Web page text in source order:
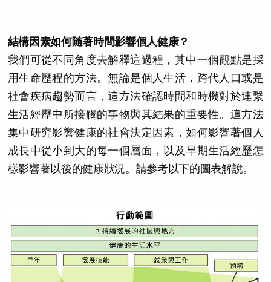
結構因素如何隨著時間影響個人健康？
我們可從不同角度去解釋這過程，其中一個觀點是採
用生命歷程的方法。無論是個人生活，跨代人口或是
社會疾病趨勢而言，這方法確認時間和時機對於連繫
生活經歷中所接觸的事物與其結果的重要性。這方法
集中研究影響健康的社會決定因素，如何影響著個人
成長中從小到大的每一個層面，以及早期生活經歷怎
樣影響著以後的健康狀況。請參考以下的圖表解說。